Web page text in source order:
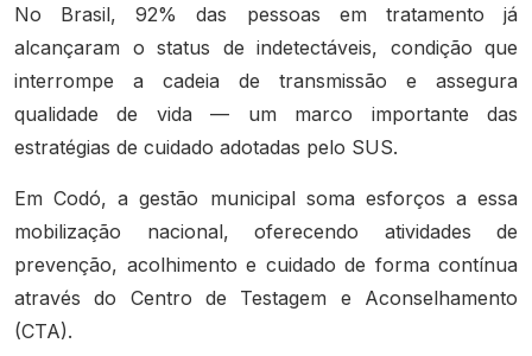
No Brasil, 92% das pessoas em tratamento já
alcançaram o status de indetectáveis, condição que
interrompe a cadeia de transmissão e assegura
qualidade de vida — um marco importante das
estratégias de cuidado adotadas pelo SUS.
Em Codó, a gestão municipal soma esforços a essa
mobilização nacional, oferecendo atividades de
prevenção, acolhimento e cuidado de forma contínua
através do Centro de Testagem e Aconselhamento
(CTA).